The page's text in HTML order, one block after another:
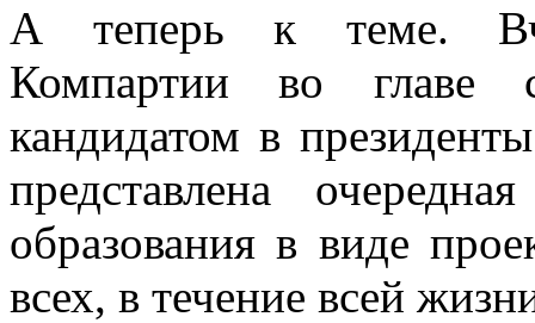
А теперь к теме.
Компартии во главе
кандидатом в
представлена
образования в виде
всех, в течение всей